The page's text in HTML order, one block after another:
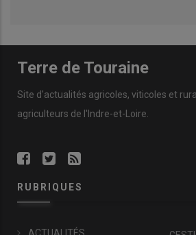
Terre de Touraine
Site d'actualités agricoles, viticoles et
agriculteurs de l'Indre-et-Loire.
RUBRIQUES
ACTUALITÉS